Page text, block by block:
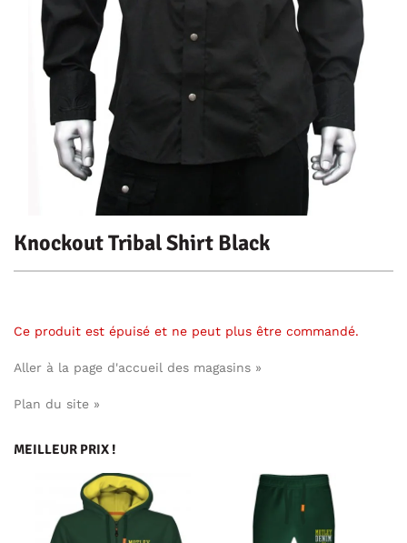
Knockout Tribal Shirt Black
Ce produit est épuisé et ne peut plus être commandé.
Aller à la page d'accueil des magasins »
Plan du site »
MEILLEUR PRIX !